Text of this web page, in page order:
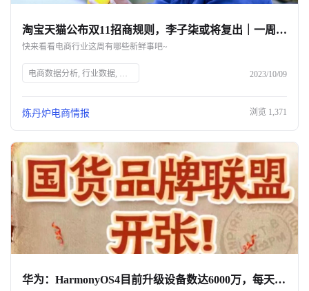
淘宝天猫公布双11招商规则，李子柒或将复出｜一周热点
快来看看电商行业这周有哪些新鲜事吧~
电商数据分析, 行业数据, 品牌数据, 店铺数据, 商品数据, 炼丹炉, 双11招商规则, 淘宝天猫, 优惠方式, 官方立减, 跨店满减, 淘宝问问, ChatGPT, 京东消费数据, 国庆消费趋势, 小红书双十一, 李子柒复出, 香奈儿涨价, 花王美妆品牌, 章小蕙直播, 免煮糙米饭, 天地壹号椰汁, 电商市场分析, 数据驱动营销 2023/10/09
炼丹炉电商情报 浏览 1,371
华为：HarmonyOS4目前升级设备数达6000万，每天增加120万用户｜一周热点